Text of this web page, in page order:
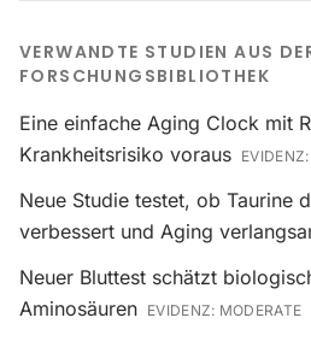
VERWANDTE STUDIEN AUS
FORSCHUNGSBIBLIOTHEK
Eine einfache Aging Clock mit
Krankheitsrisiko voraus EVIDENZ:
Neue Studie testet, ob Taurine
verbessert und Aging
Neuer Bluttest schätzt
Aminosäuren EVIDENZ: MODERATE